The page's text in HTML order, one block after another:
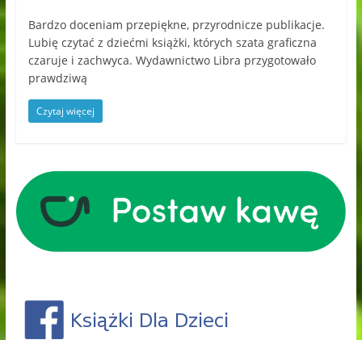
Bardzo doceniam przepiękne, przyrodnicze publikacje.
Lubię czytać z dziećmi książki, których szata graficzna
czaruje i zachwyca. Wydawnictwo Libra przygotowało
prawdziwą
Czytaj więcej